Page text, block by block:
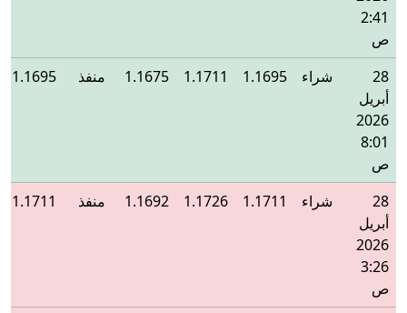
2:41
ص
28
أبريل
2026
8:01
ص
شراء 1.1695
1.1711
1.1675 منفذ 1.1695
28
أبريل
2026
3:26
ص
شراء 1.1711
1.1726
1.1692 منفذ 1.1711